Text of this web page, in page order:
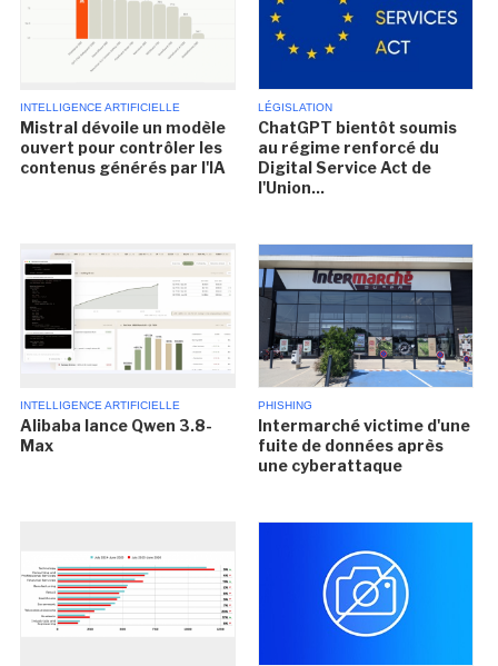
INTELLIGENCE ARTIFICIELLE
Mistral dévoile un modèle
ouvert pour contrôler les
contenus générés par l'IA
LÉGISLATION
ChatGPT bientôt soumis
au régime renforcé du
Digital Service Act de
l'Union...
INTELLIGENCE ARTIFICIELLE
Alibaba lance Qwen 3.8-
Max
PHISHING
Intermarché victime d'une
fuite de données après
une cyberattaque